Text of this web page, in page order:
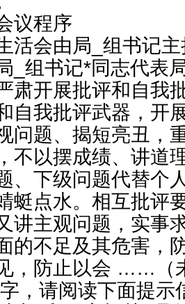
议程序
活会由局_组书记
_组书记*同志代表
肃开展批评和自我
自我批评武器，开
问题、揭短亮丑，
不以摆成绩、讲道
、下级问题代替个
蜓点水。相互批评
讲主观问题，实事
的不足及其危害，
，防止以会 ……（
，请阅读下面提示